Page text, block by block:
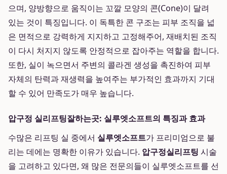
으며, 양방향으로 움직이는 꼬깔 모양의 콘(Cone)이 달려
있는 것이 특징입니다. 이 독특한 콘 구조는 피부 조직을 넓
은 면적으로 강력하게 지지하고 고정해주어, 재배치된 조직
이 다시 처지지 않도록 안정적으로 잡아주는 역할을 합니다.
또한, 실이 녹으면서 주변의 콜라겐 생성을 촉진하여 피부
자체의 탄력과 재생력을 높여주는 부가적인 효과까지 기대
할 수 있어 만족도가 매우 높습니다.
압구정 실리프팅잘하는곳: 실루엣소프트의 특징과 효과
수많은 리프팅 실 중에서 실루엣소프트가 프리미엄으로 불
리는 데에는 명확한 이유가 있습니다. 압구정실리프팅 시술
을 고려하고 있다면, 왜 많은 전문의들이 실루엣소프트를 선